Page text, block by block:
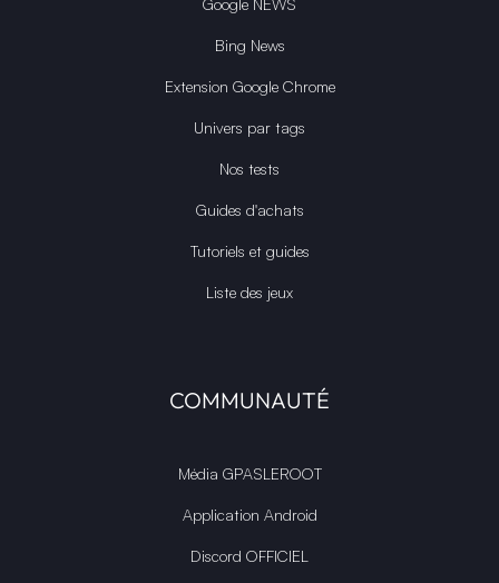
Google NEWS
Bing News
Extension Google Chrome
Univers par tags
Nos tests
Guides d'achats
Tutoriels et guides
Liste des jeux
COMMUNAUTÉ
Média GPASLEROOT
Application Android
Discord OFFICIEL